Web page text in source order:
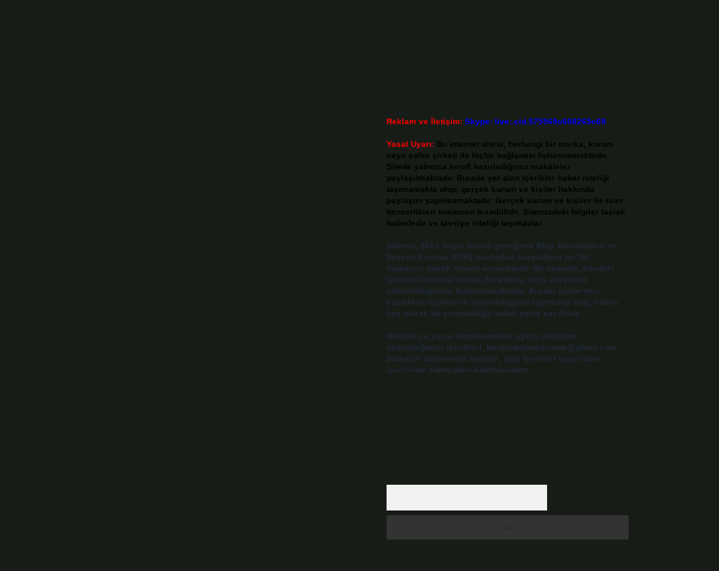
Reklam ve İletişim: Skype: live:.cid.575569c608265c69
Yasal Uyarı: Bu internet sitesi, herhangi bir marka, kurum
veya şahıs şirketi ile hiçbir bağlantısı bulunmamaktadır.
Sitede yalnızca kendi hazırladığımız makaleler
paylaşılmaktadır. Burada yer alan içerikler haber niteliği
taşımamakta olup, gerçek kurum ve kişiler hakkında
paylaşım yapılmamaktadır. Gerçek kurum ve kişiler ile isim
benzerlikleri tamamen tesadüfidir. Sitemizdeki bilgiler taslak
halindedir ve tavsiye niteliği taşımazlar.
Sitemiz, 5651 Sayılı Kanun gereğince Bilgi Teknolojileri ve
İletişim Kurumu (BTK) tarafından onaylanmış bir Yer
Sağlayıcı olarak hizmet vermektedir. Bu nedenle, sitedeki
içerikleri proaktif olarak denetleme veya araştırma
yükümlülüğümüz bulunmamaktadır. Ancak, üyelerimiz
yazdıkları içeriklerin sorumluluğunu taşımakta olup, siteye
üye olarak bu sorumluluğu kabul etmiş sayılırlar.
Hukuka ve yasal düzenlemelere aykırı olduğunu
düşündüğünüz içerikleri,
backlinkpanelicomtr@gmail.com
adresine bildirmeniz halinde, ilgili içerikler yasal süre
içerisinde sitemizden kaldırılacaktır.